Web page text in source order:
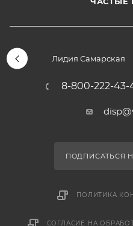
Лидия Самарская
8-800-222-43-
ПОДПИСАТЬСЯ
ПОЛИТИКА
СОГЛАСИЕ НА